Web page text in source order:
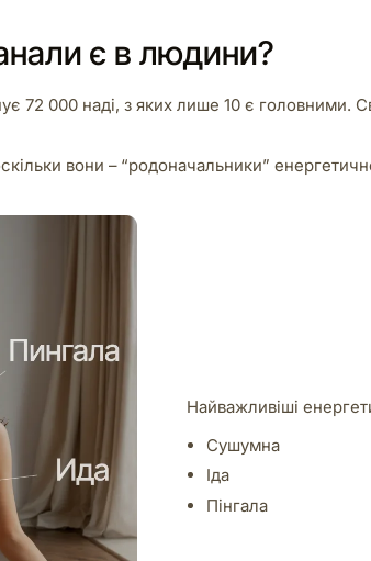
є в людини?
72 000 наді, з яких лише 10 є головними.
вони – “родоначальники”
Найважливіші
Сушумна
Іда
Пінгала